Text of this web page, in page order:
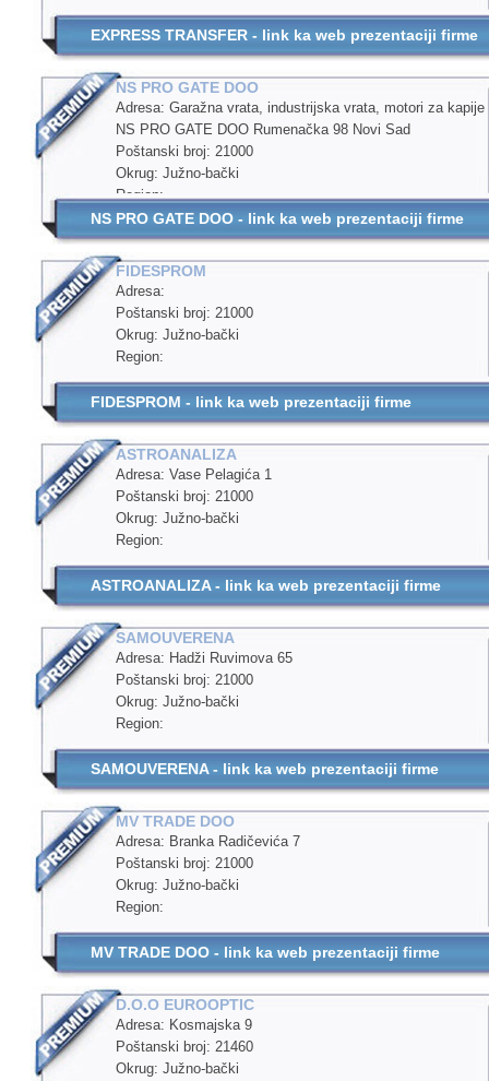
EXPRESS TRANSFER - link ka web prezentaciji firme
NS PRO GATE DOO
Adresa: Garažna vrata, industrijska vrata, motori za kapije
NS PRO GATE DOO Rumenačka 98 Novi Sad
Poštanski broj: 21000
Okrug: Južno-bački
Region:
NS PRO GATE DOO - link ka web prezentaciji firme
FIDESPROM
Adresa:
Poštanski broj: 21000
Okrug: Južno-bački
Region:
FIDESPROM - link ka web prezentaciji firme
ASTROANALIZA
Adresa: Vase Pelagića 1
Poštanski broj: 21000
Okrug: Južno-bački
Region:
ASTROANALIZA - link ka web prezentaciji firme
SAMOUVERENA
Adresa: Hadži Ruvimova 65
Poštanski broj: 21000
Okrug: Južno-bački
Region:
SAMOUVERENA - link ka web prezentaciji firme
MV TRADE DOO
Adresa: Branka Radičevića 7
Poštanski broj: 21000
Okrug: Južno-bački
Region:
MV TRADE DOO - link ka web prezentaciji firme
D.O.O EUROOPTIC
Adresa: Kosmajska 9
Poštanski broj: 21460
Okrug: Južno-bački